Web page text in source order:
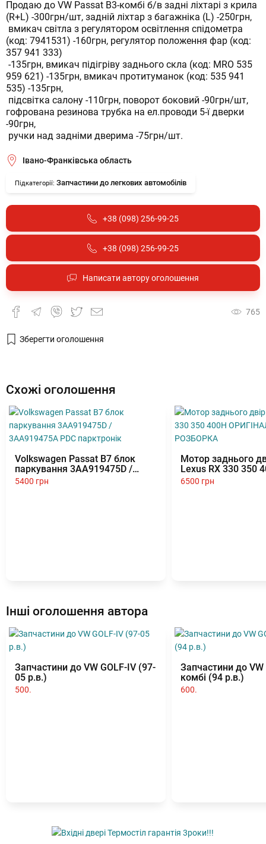
Продаю до VW Passat B3-комбі б/в задні ліхтарі з крила
(R+L) -300грн/шт, задній ліхтар з багажніка (L) -250грн,
вмикач світла з регулятором освітлення спідометра
(код: 7941531) -160грн, регулятор положення фар (код:
357 941 333)
-135грн, вмикач підігріву заднього скла (код: MRO 535
959 621) -135грн, вмикач протитуманок (код: 535 941
535) -135грн,
підсвітка салону -110грн, поворот боковий -90грн/шт,
гофрована резинова трубка на ел.проводи 5-ї дверки
-90грн,
ручки над задніми дверима -75грн/шт.
Івано-Франківська область
Підкатегорії: Запчастини до легкових автомобілів
+38 (098) 256-99-25
+38 (098) 256-99-25
Написати автору оголошення
765
Зберегти оголошення
Схожі оголошення
Volkswagen Passat B7 блок
паркування 3AA919475D /
3AA919475A PDC парктронік
5400 грн
Мотор заднього
Lexus RX 330 350
ОРИГІНАЛ 85130-
РОЗБОРКА
6500 грн
Інші оголошення автора
Запчастини до VW GOLF-IV (97-
05 р.в.)
500.
Запчастини до VW
комбі (94 р.в.)
600.